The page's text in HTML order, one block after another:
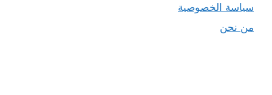
سياسة الخصوصية
من نحن